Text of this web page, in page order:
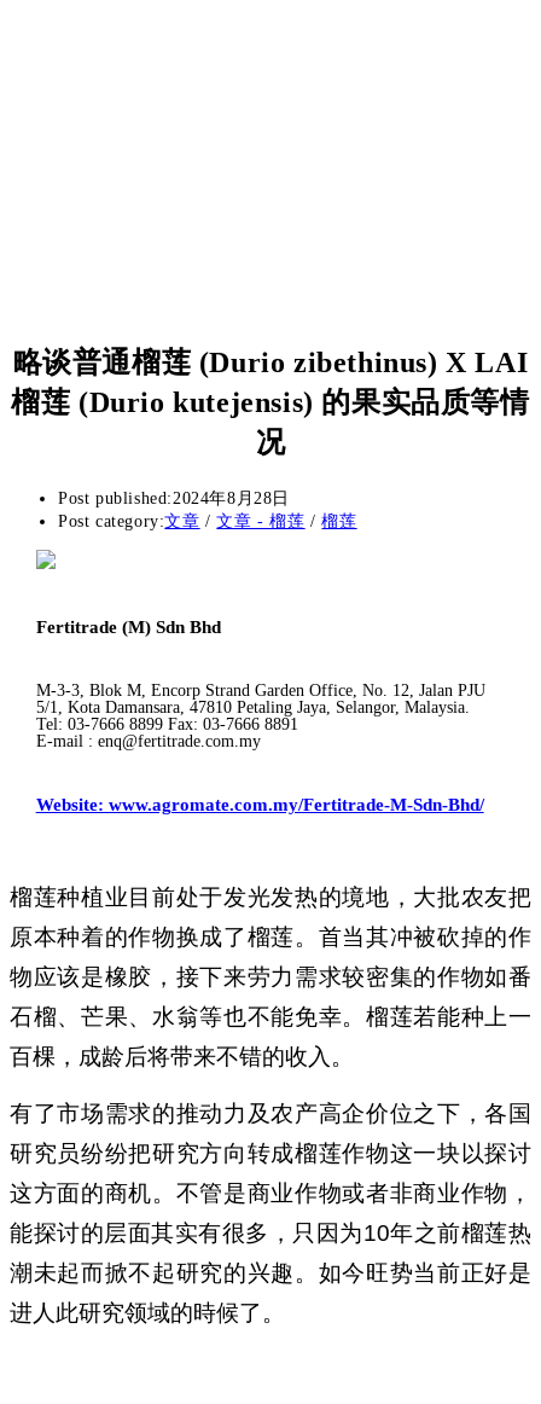
略谈普通榴莲 (Durio zibethinus) X LAI
榴莲 (Durio kutejensis) 的果实品质等情
况
Post published: 2024年8月28日
Post category:文章 / 文章 - 榴莲 / 榴莲
Fertitrade (M) Sdn Bhd
M-3-3, Blok M, Encorp Strand Garden Office, No. 12, Jalan PJU
5/1, Kota Damansara, 47810 Petaling Jaya, Selangor, Malaysia.
Tel: 03-7666 8899 Fax: 03-7666 8891
E-mail : enq@fertitrade.com.my
Website: www.agromate.com.my/Fertitrade-M-Sdn-Bhd/
榴莲种植业目前处于发光发热的境地，大批农友把
原本种着的作物换成了榴莲。首当其冲被砍掉的作
物应该是橡胶，接下来劳力需求较密集的作物如番
石榴、芒果、水翁等也不能免幸。榴莲若能种上一
百棵，成龄后将带来不错的收入。
有了市场需求的推动力及农产高企价位之下，各国
研究员纷纷把研究方向转成榴莲作物这一块以探讨
这方面的商机。不管是商业作物或者非商业作物，
能探讨的层面其实有很多，只因为10年之前榴莲热
潮未起而掀不起研究的兴趣。如今旺势当前正好是
进人此研究领域的時候了。